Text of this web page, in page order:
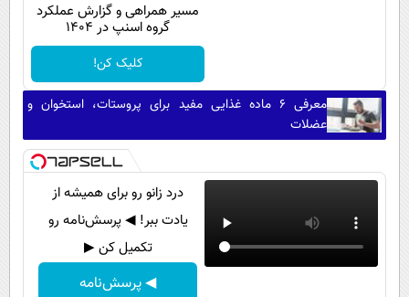
مسیر همراهی و گزارش عملکرد
گروه اسنپ در ۱۴۰۴
کلیک کن!
معرفی ۶ ماده غذایی مفید برای پروستات، استخوان و
عضلات
درد زانو رو برای همیشه از
یادت ببر! ◀ پرسش‌نامه رو
تکمیل کن ▶
◀ پرسش‌نامه